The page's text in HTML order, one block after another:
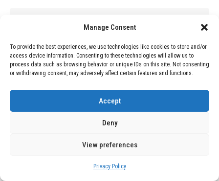
Manage Consent
To provide the best experiences, we use technologies like cookies to store and/or
access device information. Consenting to these technologies will allow us to
process data such as browsing behavior or unique IDs on this site. Not consenting
or withdrawing consent, may adversely affect certain features and functions.
Accept
Deny
View preferences
Privacy Policy
Related Posts